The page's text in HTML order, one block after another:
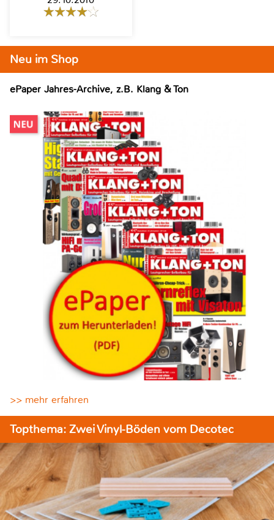
Neu im Shop
ePaper Jahres-Archive, z.B. Klang & Ton
>> mehr erfahren
Topthema: Zwei Vinyl-Böden vom Decotec